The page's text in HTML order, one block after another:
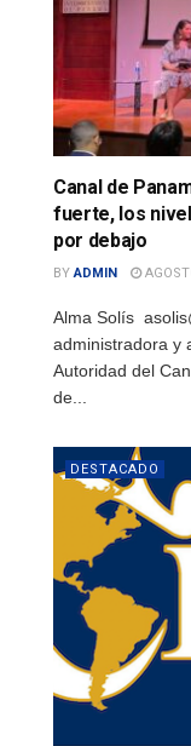
Canal de
fuerte, los
por debajo
BY ADMIN
Alma Solís
administradora y
Autoridad del
de...
DESTACADO